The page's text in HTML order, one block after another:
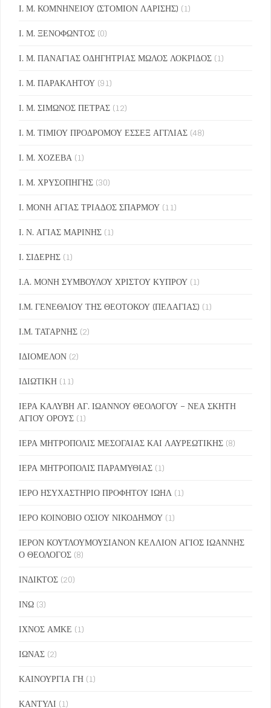
Ι. Μ. ΚΟΜΝΗΝΕΙΟΥ (ΣΤΟΜΙΟΝ ΛΑΡΙΣΗΣ) (1)
Ι. Μ. ΞΕΝΟΦΩΝΤΟΣ (0)
Ι. Μ. ΠΑΝΑΓΙΑΣ ΟΔΗΓΗΤΡΙΑΣ ΜΩΛΟΣ ΛΟΚΡΙΔΟΣ (1)
Ι. Μ. ΠΑΡΑΚΛΗΤΟΥ (91)
Ι. Μ. ΣΙΜΩΝΟΣ ΠΕΤΡΑΣ (12)
Ι. Μ. ΤΙΜΙΟΥ ΠΡΟΔΡΟΜΟΥ ΕΣΣΕΞ ΑΓΓΛΙΑΣ (48)
Ι. Μ. ΧΟΖΕΒΑ (1)
Ι. Μ. ΧΡΥΣΟΠΗΓΗΣ (30)
Ι. ΜΟΝΗ ΑΓΙΑΣ ΤΡΙΑΔΟΣ ΣΠΑΡΜΟΥ (11)
Ι. Ν. ΑΓΙΑΣ ΜΑΡΙΝΗΣ (1)
Ι. ΣΙΔΕΡΗΣ (1)
Ι.Α. ΜΟΝΗ ΣΥΜΒΟΥΛΟΥ ΧΡΙΣΤΟΥ ΚΥΠΡΟΥ (1)
Ι.Μ. ΓΕΝΕΘΛΙΟΥ ΤΗΣ ΘΕΟΤΟΚΟΥ (ΠΕΛΑΓΙΑΣ) (1)
Ι.Μ. ΤΑΤΑΡΝΗΣ (2)
ΙΔΙΟΜΕΛΟΝ (2)
ΙΔΙΩΤΙΚΗ (11)
ΙΕΡΑ ΚΑΛΥΒΗ ΑΓ. ΙΩΑΝΝΟΥ ΘΕΟΛΟΓΟΥ – ΝΕΑ ΣΚΗΤΗ
ΑΓΙΟΥ ΟΡΟΥΣ (1)
ΙΕΡΑ ΜΗΤΡΟΠΟΛΙΣ ΜΕΣΟΓΑΙΑΣ ΚΑΙ ΛΑΥΡΕΩΤΙΚΗΣ (8)
ΙΕΡΑ ΜΗΤΡΟΠΟΛΙΣ ΠΑΡΑΜΥΘΙΑΣ (1)
ΙΕΡΟ ΗΣΥΧΑΣΤΗΡΙΟ ΠΡΟΦΗΤΟΥ ΙΩΗΛ (1)
ΙΕΡΟ ΚΟΙΝΟΒΙΟ ΟΣΙΟΥ ΝΙΚΟΔΗΜΟΥ (1)
ΙΕΡΟΝ ΚΟΥΤΛΟΥΜΟΥΣΙΑΝΟΝ ΚΕΛΛΙΟΝ ΑΓΙΟΣ ΙΩΑΝΝΗΣ
Ο ΘΕΟΛΟΓΟΣ (8)
ΙΝΔΙΚΤΟΣ (20)
ΙΝΩ (3)
ΙΧΝΟΣ ΑΜΚΕ (1)
ΙΩΝΑΣ (2)
ΚΑΙΝΟΥΡΓΙΑ ΓΗ (1)
ΚΑΝΤΥΛΙ (1)